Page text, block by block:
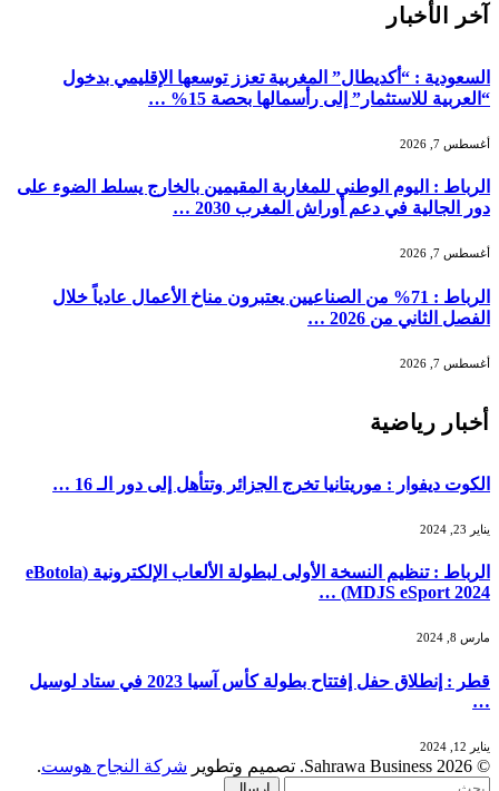
آخر الأخبار
السعودية : “أكديطال” المغربية تعزز توسعها الإقليمي بدخول
“العربية للاستثمار” إلى رأسمالها بحصة 15% …
أغسطس 7, 2026
الرباط : اليوم الوطني للمغاربة المقيمين بالخارج يسلط الضوء على
دور الجالية في دعم أوراش المغرب 2030 …
أغسطس 7, 2026
الرباط : 71% من الصناعيين يعتبرون مناخ الأعمال عادياً خلال
الفصل الثاني من 2026 …
أغسطس 7, 2026
أخبار رياضية
الكوت ديفوار : موريتانيا تخرج الجزائر وتتأهل إلى دور الـ 16 …
يناير 23, 2024
الرباط : تنظيم النسخة الأولى لبطولة الألعاب الإلكترونية (eBotola
MDJS eSport 2024) …
مارس 8, 2024
قطر : إنطلاق حفل إفتتاح بطولة كأس آسيا 2023 في ستاد لوسيل
…
يناير 12, 2024
© 2026 Sahrawa Business. تصميم وتطوير شركة النجاح هوست.